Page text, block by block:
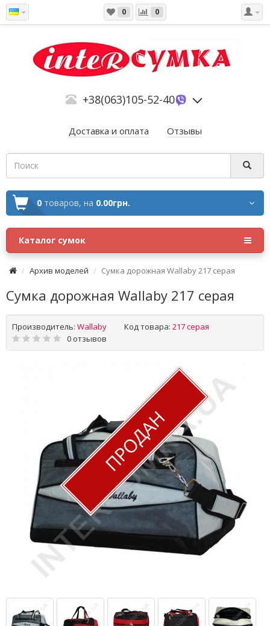
0 0
+38(063)105-52-40
Доставка и оплата Отзывы
0 товаров, на 0.00грн.
Каталог сумок
Архив моделей Сумка дорожная Wallaby 217 серая
Сумка дорожная Wallaby 217 серая
Производитель: Wallaby Код товара: 217 серая
0 отзывов
ПРОДАН